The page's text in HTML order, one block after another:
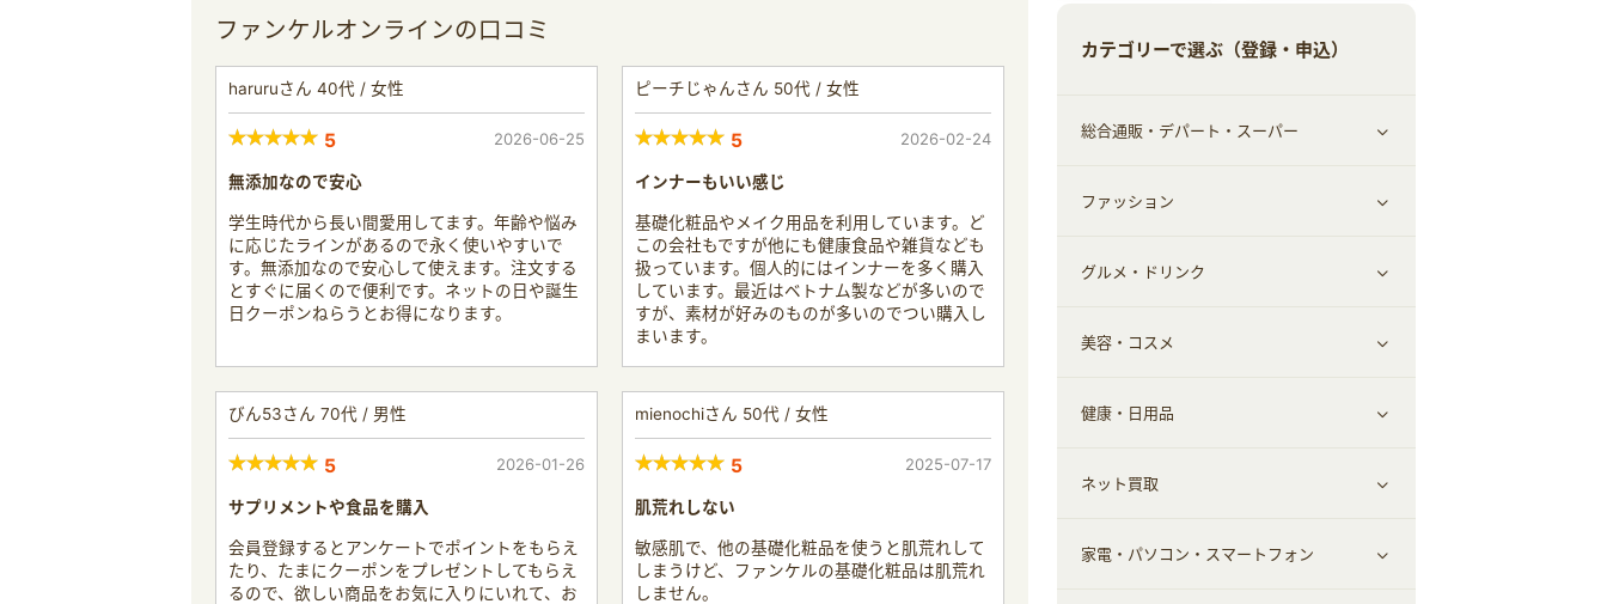
ファンケルオンラインの口コミ
haruruさん 40代 / 女性
5 2026-06-25
無添加なので安心
学生時代から長い間愛用してます。年齢や悩み
に応じたラインがあるので永く使いやすいで
す。無添加なので安心して使えます。注文する
とすぐに届くので便利です。ネットの日や誕生
日クーポンねらうとお得になります。
ピーチじゃんさん 50代 / 女性
5 2026-02-24
インナーもいい感じ
基礎化粧品やメイク用品を利用しています。ど
この会社もですが他にも健康食品や雑貨なども
扱っています。個人的にはインナーを多く購入
しています。最近はベトナム製などが多いので
すが、素材が好みのものが多いのでつい購入し
まいます。
びん53さん 70代 / 男性
5 2026-01-26
サプリメントや食品を購入
会員登録するとアンケートでポイントをもらえ
たり、たまにクーポンをプレゼントしてもらえ
るので、欲しい商品をお気に入りにいれて、お
mienochiさん 50代 / 女性
5 2025-07-17
肌荒れしない
敏感肌で、他の基礎化粧品を使うと肌荒れして
しまうけど、ファンケルの基礎化粧品は肌荒れ
しません。
カテゴリーで選ぶ（登録・申込）
総合通販・デパート・スーパー
すべて見る
総合通販
ファッション
すべて見る
ファッション
インナー・下着
スーツ・フォーマル
グルメ・ドリンク
すべて見る
グルメ
お酒
食材宅配
美容・コスメ
すべて見る
ヘアケア
エステ・サロン
健康・日用品
すべて見る
スポーツ・フィットネス
ネット買取
すべて見る
家電・パソコン・スマートフォン